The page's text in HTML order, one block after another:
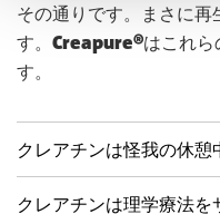
その通りです。まさに
す。 Creapure®はこれら
す。
クレアチンは怪我の休憩
クレアチンは理学療法を